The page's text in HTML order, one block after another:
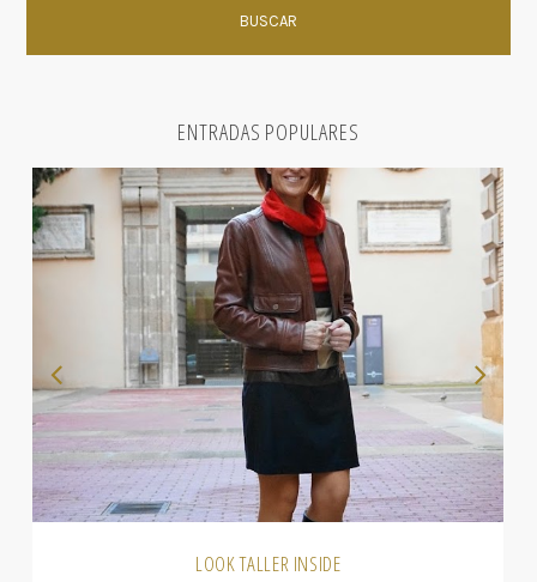
ENTRADAS POPULARES
LOOK TALLER INSIDE